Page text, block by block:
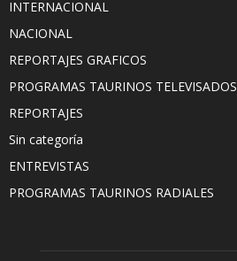
INTERNACIONAL
NACIONAL
REPORTAJES GRAFICOS
PROGRAMAS TAURINOS TELEVISADOS
REPORTAJES
Sin categoría
ENTREVISTAS
PROGRAMAS TAURINOS RADIALES